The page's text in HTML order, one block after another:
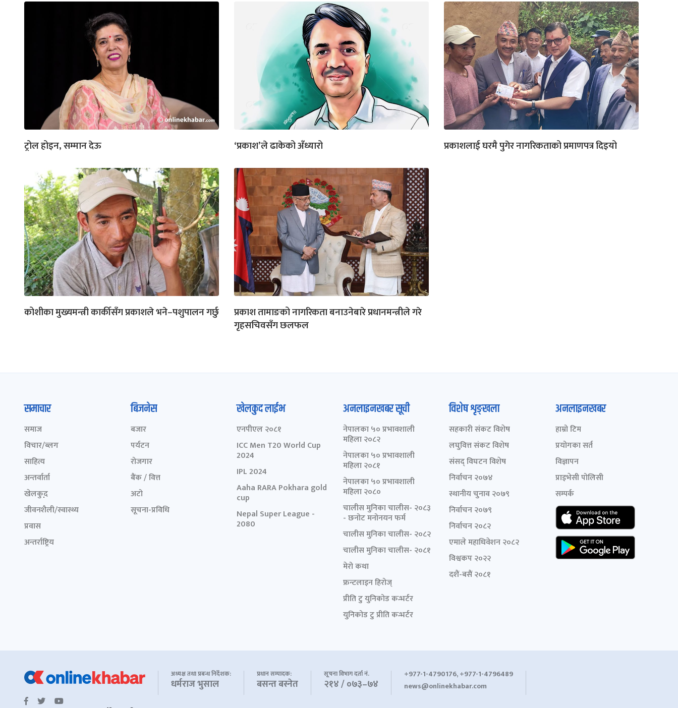
ट्रोल होइन, सम्मान देऊ ‘प्रकाश’ले ढाकेको अँध्यारो प्रकाशलाई घरमै पुगेर नागरिकताको प्रमाणपत्र दिइयो
कोशीका मुख्यमन्त्री कार्कीसँग प्रकाशले भने–पशुपालन गर्छु
प्रकाश तामाङको नागरिकता बनाउनेबारे प्रधानमन्त्रीले गरे
गृहसचिवसँग छलफल
समाचार
समाज
विचार/ब्लग
साहित्य
अन्तर्वार्ता
खेलकुद़़
जीवनशैली/स्वास्थ्य
प्रवास
अन्तर्राष्ट्रिय
बिजनेस
बजार
पर्यटन
रोजगार
बैंक / वित्त
अटो
सूचना-प्रविधि
खेलकुद लाईभ
एनपीएल २०८१
ICC Men T20 World Cup
2024
IPL 2024
Aaha RARA Pokhara gold
cup
Nepal Super League -
2080
अनलाइनखबर सूची
नेपालका ५० प्रभावशाली
महिला २०८२
नेपालका ५० प्रभावशाली
महिला २०८१
नेपालका ५० प्रभावशाली
महिला २०८०
चालीस मुनिका चालीस- २०८३
- छनोट मनोनयन फर्म
चालीस मुनिका चालीस- २०८२
चालीस मुनिका चालीस- २०८१
मेरो कथा
फ्रन्टलाइन हिरोज्
प्रीति टु युनिकोड कन्भर्टर
युनिकोड टु प्रीति कन्भर्टर
विशेष शृङ्खला
सहकारी संकट विशेष
लघुवित्त संकट विशेष
संसद् विघटन विशेष
निर्वाचन २०७४
स्थानीय चुनाव २०७९
निर्वाचन २०७९
निर्वाचन २०८२
एमाले महाधिवेशन २०८२
विश्वकप २०२२
दशैं-बसैं २०८१
अनलाइनखबर
हाम्रो टिम
प्रयोगका सर्त
विज्ञापन
प्राइभेसी पोलिसी
सम्पर्क
अध्यक्ष तथा प्रबन्ध निर्देशक:
धर्मराज भुसाल
प्रधान सम्पादक:
बसन्त बस्नेत
सूचना विभाग दर्ता नं.
२१४ / ०७३–७४
+977-1-4790176, +977-1-4796489
news@onlinekhabar.com